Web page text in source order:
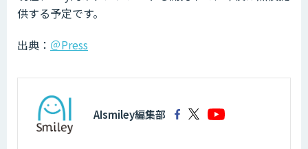
供する予定です。
出典： ＠Press
AIsmiley編集部